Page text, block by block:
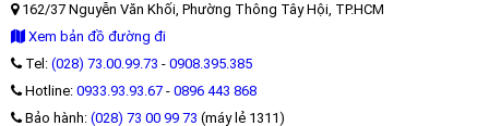
162/37 Nguyễn Văn Khối, Phường Thông Tây Hội, TP.HCM
Xem bản đồ đường đi
Tel: (028) 73.00.99.73 - 0908.395.385
Hotline: 0933.93.93.67 - 0896 443 868
Bảo hành: (028) 73 00 99 73 (máy lẻ 1311)